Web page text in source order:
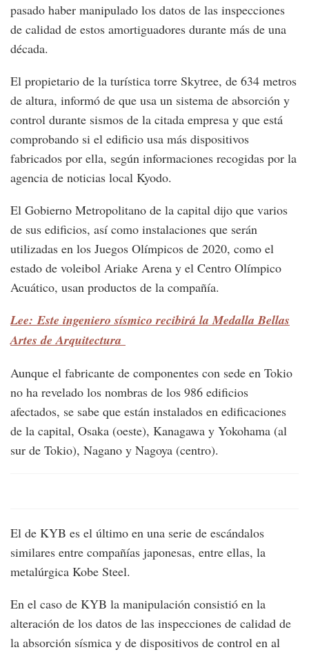
pasado haber manipulado los datos de las inspecciones
de calidad de estos amortiguadores durante más de una
década.
El propietario de la turística torre Skytree, de 634 metros
de altura, informó de que usa un sistema de absorción y
control durante sismos de la citada empresa y que está
comprobando si el edificio usa más dispositivos
fabricados por ella, según informaciones recogidas por la
agencia de noticias local Kyodo.
El Gobierno Metropolitano de la capital dijo que varios
de sus edificios, así como instalaciones que serán
utilizadas en los Juegos Olímpicos de 2020, como el
estado de voleibol Ariake Arena y el Centro Olímpico
Acuático, usan productos de la compañía.
Lee: Este ingeniero sísmico recibirá la Medalla Bellas
Artes de Arquitectura
Aunque el fabricante de componentes con sede en Tokio
no ha revelado los nombras de los 986 edificios
afectados, se sabe que están instalados en edificaciones
de la capital, Osaka (oeste), Kanagawa y Yokohama (al
sur de Tokio), Nagano y Nagoya (centro).
El de KYB es el último en una serie de escándalos
similares entre compañías japonesas, entre ellas, la
metalúrgica Kobe Steel.
En el caso de KYB la manipulación consistió en la
alteración de los datos de las inspecciones de calidad de
la absorción sísmica y de dispositivos de control en al